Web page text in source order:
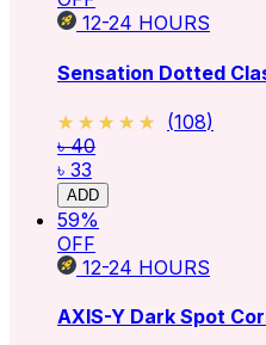
12-24 HOURS
Sensation Dotted
★★★★★
★★★★★ (108)
৳ 40
৳ 33
ADD
59%
OFF
12-24 HOURS
AXIS-Y Dark Spot